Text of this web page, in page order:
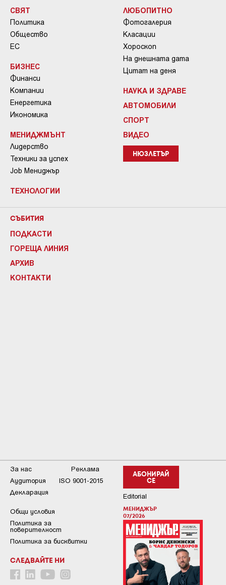
СВЯТ
Политика
Общество
ЕС
БИЗНЕС
Финанси
Компании
Енергетика
Икономика
МЕНИДЖМЪНТ
Лидерство
Техники за успех
Job Мениджър
ТЕХНОЛОГИИ
ЛЮБОПИТНО
Фотогалерия
Класации
Хороскоп
На днешната дата
Цитат на деня
НАУКА И ЗДРАВЕ
АВТОМОБИЛИ
СПОРТ
ВИДЕО
НЮЗЛЕТЪР
СЪБИТИЯ
ПОДКАСТИ
ГОРЕЩА ЛИНИЯ
АРХИВ
КОНТАКТИ
АБОНИРАЙ
СЕ
Editorial
МЕНИДЖЪР
07/2026
За нас
Реклама
Аудитория
ISO 9001-2015
Декларация
Общи условия
Пoлитикa зa
пoвepитeлнocт
Политика за бисквитки
СЛЕДВАЙТЕ НИ